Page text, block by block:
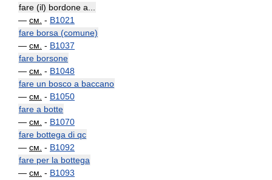
fare (il) bordone a...
— см. - B1021
fare borsa (comune)
— см. - B1037
fare borsone
— см. - B1048
fare un bosco a baccano
— см. - B1050
fare a botte
— см. - B1070
fare bottega di qc
— см. - B1092
fare per la bottega
— см. - B1093